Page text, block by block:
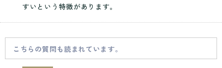
すいという特徴があります。
こちらの質問も読まれています。